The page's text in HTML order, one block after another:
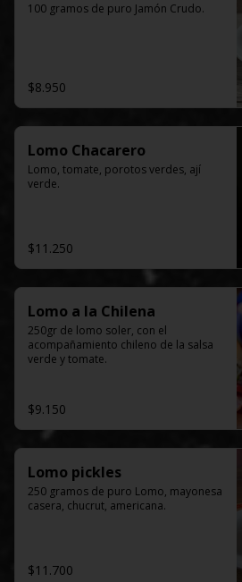
100 gramos de puro Jamón Crudo.
$8.950
Lomo Chacarero
Lomo, tomate, porotos verdes, ají
verde.
$11.250
Lomo a la Chilena
250gr de lomo soler, con el
acompañamiento chileno de la salsa
verde y tomate.
$9.150
Lomo pickles
250 gramos de puro Lomo, mayonesa
casera, chucrut, americana.
$11.700